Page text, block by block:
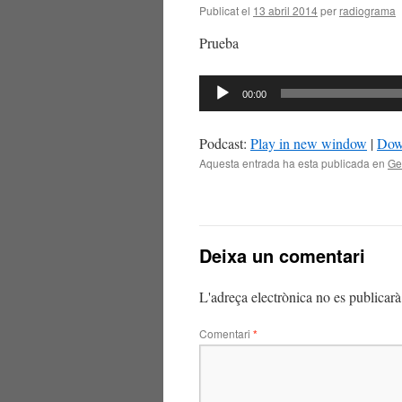
Publicat el 13 abril 2014per radiograma
Prueba
Reproductor
00:00
Podcast: Play in new window |
Aquesta entrada ha esta publicada en
Deixa un comentari
L'adreça electrònica no es
Comentari *